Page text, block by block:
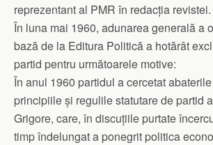
reprezentant al PMR în redacția revistei.
În luna mai 1960, adunarea generală a
bază de la Editura Politică a hotărât
partid pentru următoarele motive:
În anul 1960 partidul a cercetat
principiile și regulile statutare de partid
Grigore, care, în discuțiile purtate
timp îndelungat a ponegrit politica